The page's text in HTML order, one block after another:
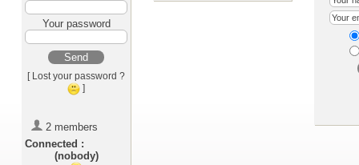
Your password
Send
[ Lost your password ?
]
2 members
Connected :
(nobody)